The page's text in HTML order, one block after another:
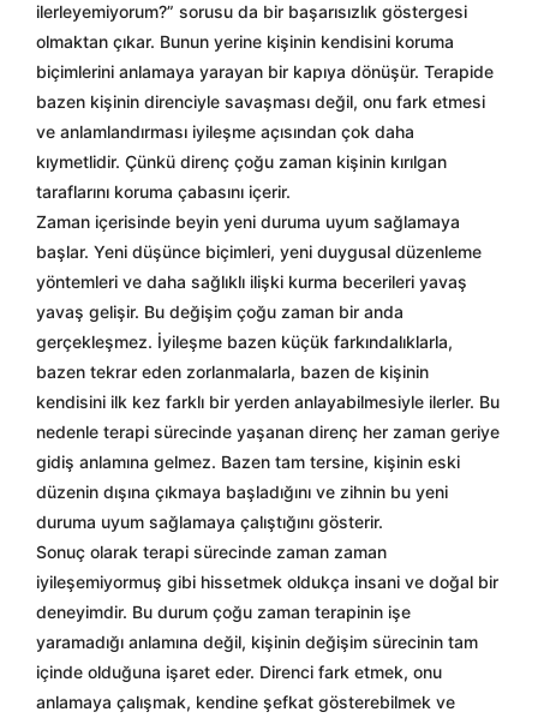
ilerleyemiyorum?” sorusu da bir başarısızlık göstergesi
olmaktan çıkar. Bunun yerine kişinin kendisini koruma
biçimlerini anlamaya yarayan bir kapıya dönüşür. Terapide
bazen kişinin direnciyle savaşması değil, onu fark etmesi
ve anlamlandırması iyileşme açısından çok daha
kıymetlidir. Çünkü direnç çoğu zaman kişinin kırılgan
taraflarını koruma çabasını içerir.
Zaman içerisinde beyin yeni duruma uyum sağlamaya
başlar. Yeni düşünce biçimleri, yeni duygusal düzenleme
yöntemleri ve daha sağlıklı ilişki kurma becerileri yavaş
yavaş gelişir. Bu değişim çoğu zaman bir anda
gerçekleşmez. İyileşme bazen küçük farkındalıklarla,
bazen tekrar eden zorlanmalarla, bazen de kişinin
kendisini ilk kez farklı bir yerden anlayabilmesiyle ilerler. Bu
nedenle terapi sürecinde yaşanan direnç her zaman geriye
gidiş anlamına gelmez. Bazen tam tersine, kişinin eski
düzenin dışına çıkmaya başladığını ve zihnin bu yeni
duruma uyum sağlamaya çalıştığını gösterir.
Sonuç olarak terapi sürecinde zaman zaman
iyileşemiyormuş gibi hissetmek oldukça insani ve doğal bir
deneyimdir. Bu durum çoğu zaman terapinin işe
yaramadığı anlamına değil, kişinin değişim sürecinin tam
içinde olduğuna işaret eder. Direnci fark etmek, onu
anlamaya çalışmak, kendine şefkat gösterebilmek ve